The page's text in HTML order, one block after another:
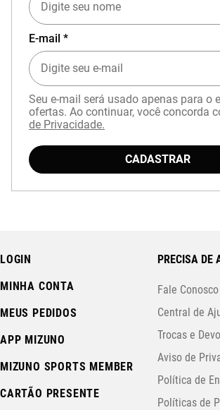
E-mail *
Seu e-mail será usado apenas para o
ofertas. Ao continuar, você concorda
de Privacidade.
CADASTRAR
LOGIN
MINHA CONTA
MEUS PEDIDOS
APP MIZUNO
MIZUNO SPORTS MEMBER
CARTÃO PRESENTE
PRECISA DE
Fale Conosco
Central de
Trocas e
Aviso de
Política de
Políticas de